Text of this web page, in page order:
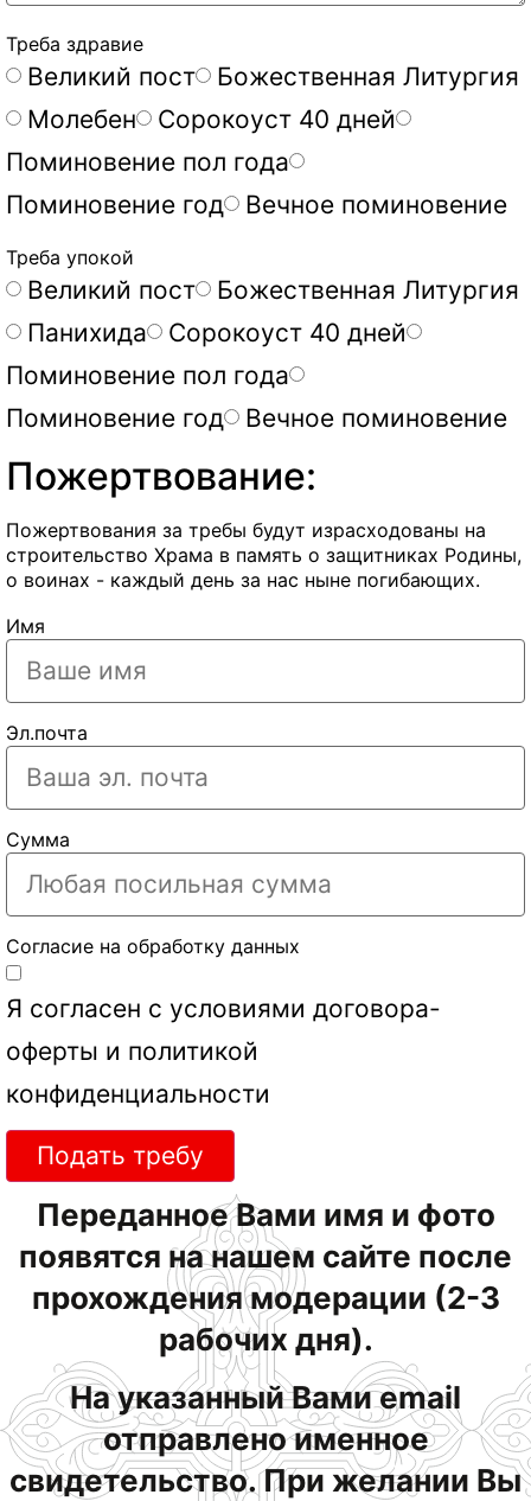
Треба здравие
Великий пост
Божественная Литургия
Молебен
Сорокоуст 40 дней
Поминовение пол года
Поминовение год
Вечное поминовение
Треба упокой
Великий пост
Божественная Литургия
Панихида
Сорокоуст 40 дней
Поминовение пол года
Поминовение год
Вечное поминовение
Пожертвование:
Пожертвования за требы будут израсходованы на
строительство Храма в память о защитниках Родины,
о воинах - каждый день за нас ныне погибающих.
Имя
Эл.почта
Сумма
Согласие на обработку данных
Я согласен с условиями договора-
оферты и политикой
конфиденциальности
Подать требу
Переданное Вами имя и фото
появятся на нашем сайте после
прохождения модерации (2-3
рабочих дня).
На указанный Вами email
отправлено именное
свидетельство. При желании Вы